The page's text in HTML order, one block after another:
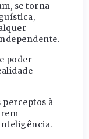
se torna
poder
perceptos à